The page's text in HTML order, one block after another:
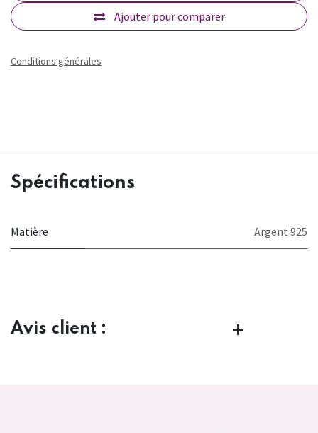
Ajouter pour comparer
Conditions générales
Spécifications
Matière Argent 925
Avis client :